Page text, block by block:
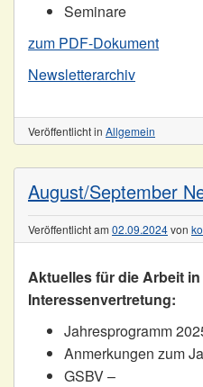
Seminare
zum PDF-Dokument
Newsletterarchiv
Veröffentlicht in Allgemein
August/September
Veröffentlicht am 02.09.2024von
Aktuelles für die Arbeit
Interessenvertretung:
Jahresprogramm
Anmerkungen zum
GSBV –